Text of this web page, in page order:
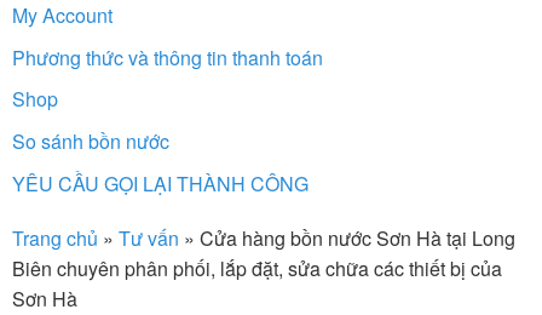
My Account
Phương thức và thông tin thanh toán
Shop
So sánh bồn nước
YÊU CẦU GỌI LẠI THÀNH CÔNG
Trang chủ » Tư vấn » Cửa hàng bồn nước Sơn Hà tại Long
Biên chuyên phân phối, lắp đặt, sửa chữa các thiết bị của
Sơn Hà